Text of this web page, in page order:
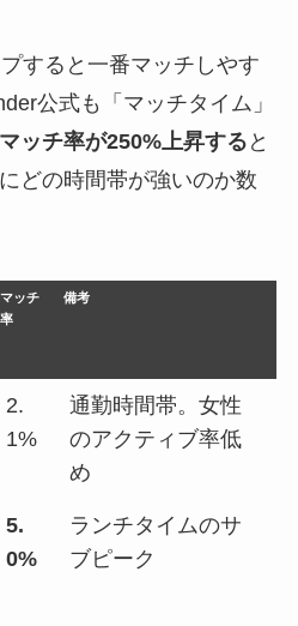
すると一番マッチしやす
公式も「マッチタイム」
ッチ率が250%上昇する と
どの時間帯が強いのか数
マッチ
率
備考
2.
1%
通勤時間帯。女性
のアクティブ率低
め
5.
0%
ランチタイムのサ
ブピーク